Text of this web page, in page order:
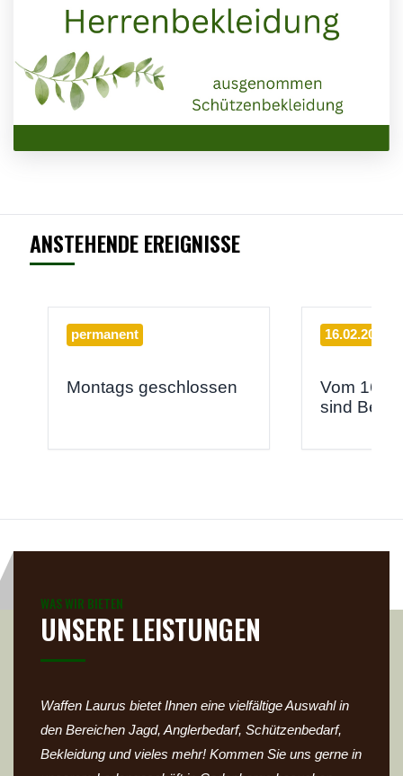
ANSTEHENDE EREIGNISSE
permanent
Montags geschlossen
16.02.2026 -
Vom
sind
WAS WIR BIETEN
UNSERE LEISTUNGEN
Waffen Laurus bietet Ihnen eine vielfältige Auswahl in
den Bereichen Jagd, Anglerbedarf, Schützenbedarf,
Bekleidung und vieles mehr! Kommen Sie uns gerne in